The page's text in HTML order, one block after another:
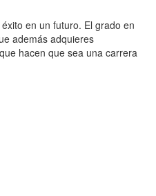
en un futuro. El grado en
además adquieres
hacen que sea una carrera